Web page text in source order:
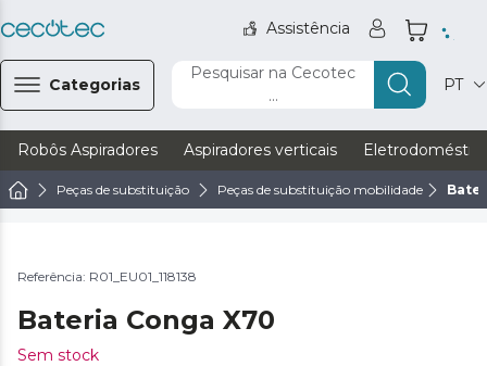
Assistência
Categorias
Pesquisar na Cecotec
...
PT
Robôs Aspiradores Aspiradores verticais
Peças de substituição Peças de substituição mobilidade
Referência: R01_EU01_118138
Bateria Conga X70
Sem stock